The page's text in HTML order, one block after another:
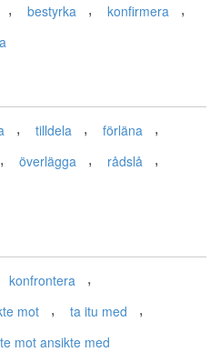
, bestyrka , konfirmera ,
, tilldela , förläna ,
, överlägga , rådslå ,
konfrontera ,
mot , ta itu med ,
mot ansikte med